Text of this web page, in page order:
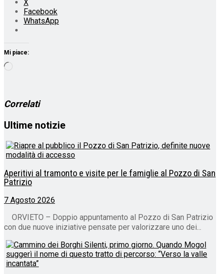
X
Facebook
WhatsApp
Mi piace:
Correlati
Ultime notizie
Aperitivi al tramonto e visite per le famiglie al Pozzo di San
Patrizio
7 Agosto 2026
ORVIETO – Doppio appuntamento al Pozzo di San Patrizio
con due nuove iniziative pensate per valorizzare uno dei...